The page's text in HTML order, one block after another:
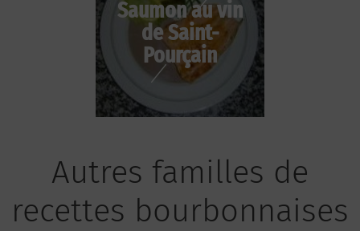
Saumon au vin
de Saint-
Pourçain
Autres familles de
recettes bourbonnaises